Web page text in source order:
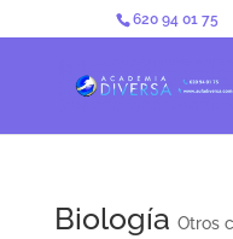
620 94 01 75
Biología Otros